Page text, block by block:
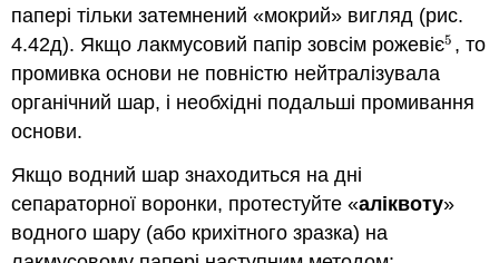
папері тільки затемнений «мокрий» вигляд (рис.
4.42д). Якщо лакмусовий папір зовсім рожевіє5
5, то
промивка основи не повністю нейтралізувала
органічний шар, і необхідні подальші промивання
основи.
Якщо водний шар знаходиться на дні
сепараторної воронки, протестуйте «аліквоту»
водного шару (або крихітного зразка) на